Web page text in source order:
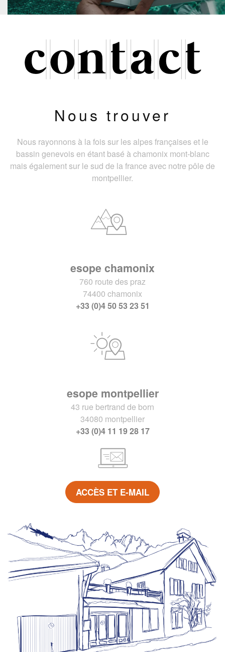
Nous trouver
Nous rayonnons à la fois sur les alpes françaises et le
bassin genevois en étant basé à chamonix mont-blanc
mais également sur le sud de la france avec notre pôle de
montpellier.
esope chamonix
760 route des praz
74400 chamonix
+33 (0)4 50 53 23 51
esope montpellier
43 rue bertrand de born
34080 montpellier
+33 (0)4 11 19 28 17
ACCÈS ET E-MAIL